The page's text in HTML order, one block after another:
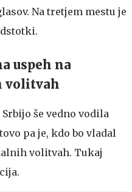
Na tretjem mestu je
uspeh na
volitvah
še vedno vodila
pa je, kdo bo vladal
volitvah. Tukaj